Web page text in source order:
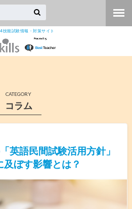
技能試験情報・対策サイト
CATEGORY
コラム
英語民間試験活用方針」
ぼす影響とは？